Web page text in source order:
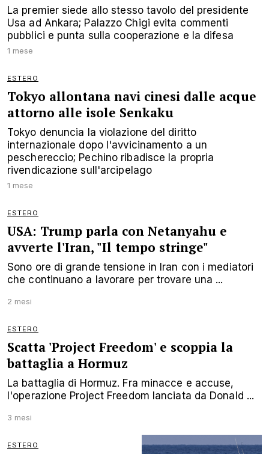
La premier siede allo stesso tavolo del presidente
Usa ad Ankara; Palazzo Chigi evita commenti
pubblici e punta sulla cooperazione e la difesa
1 mese
ESTERO
Tokyo allontana navi cinesi dalle acque
attorno alle isole Senkaku
Tokyo denuncia la violazione del diritto
internazionale dopo l'avvicinamento a un
peschereccio; Pechino ribadisce la propria
rivendicazione sull'arcipelago
1 mese
ESTERO
USA: Trump parla con Netanyahu e
avverte l'Iran, "Il tempo stringe"
Sono ore di grande tensione in Iran con i mediatori
che continuano a lavorare per trovare una ...
2 mesi
ESTERO
Scatta 'Project Freedom' e scoppia la
battaglia a Hormuz
La battaglia di Hormuz. Fra minacce e accuse,
l'operazione Project Freedom lanciata da Donald ...
3 mesi
ESTERO